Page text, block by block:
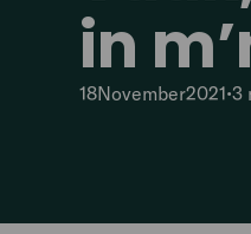
in
18November2021•3